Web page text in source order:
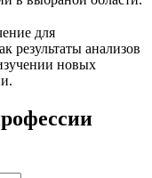
для
результаты анализов
новых